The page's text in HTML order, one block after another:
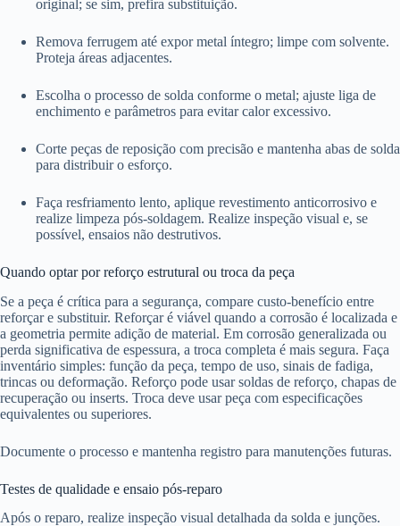
original; se sim, prefira substituição.
Remova ferrugem até expor metal íntegro; limpe com solvente.
Proteja áreas adjacentes.
Escolha o processo de solda conforme o metal; ajuste liga de
enchimento e parâmetros para evitar calor excessivo.
Corte peças de reposição com precisão e mantenha abas de solda
para distribuir o esforço.
Faça resfriamento lento, aplique revestimento anticorrosivo e
realize limpeza pós-soldagem. Realize inspeção visual e, se
possível, ensaios não destrutivos.
Quando optar por reforço estrutural ou troca da peça
Se a peça é crítica para a segurança, compare custo-benefício entre
reforçar e substituir. Reforçar é viável quando a corrosão é localizada e
a geometria permite adição de material. Em corrosão generalizada ou
perda significativa de espessura, a troca completa é mais segura. Faça
inventário simples: função da peça, tempo de uso, sinais de fadiga,
trincas ou deformação. Reforço pode usar soldas de reforço, chapas de
recuperação ou inserts. Troca deve usar peça com especificações
equivalentes ou superiores.
Documente o processo e mantenha registro para manutenções futuras.
Testes de qualidade e ensaio pós-reparo
Após o reparo, realize inspeção visual detalhada da solda e junções.